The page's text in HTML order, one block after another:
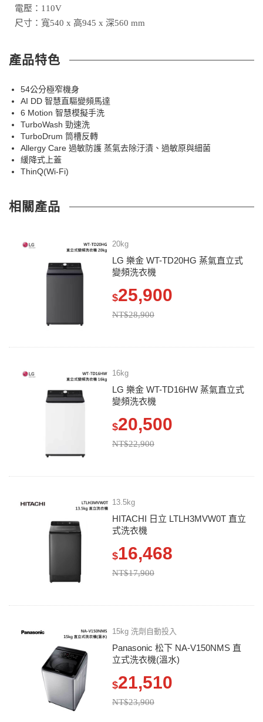
電壓：110V
尺寸：寬540 x 高945 x 深560 mm
產品特色
54公分極窄機身
AI DD 智慧直驅變頻馬達
6 Motion 智慧模擬手洗
TurboWash 勁速洗
TurboDrum 筒槽反轉
Allergy Care 過敏防護 蒸氣去除汙漬、過敏原與細菌
緩降式上蓋
ThinQ(Wi-Fi)
相關產品
20kg
LG 樂金 WT-TD20HG 蒸氣直立式
變頻洗衣機
$25,900
NT$28,900
16kg
LG 樂金 WT-TD16HW 蒸氣直立式
變頻洗衣機
$20,500
NT$22,900
13.5kg
HITACHI 日立 LTLH3MVW0T 直立
式洗衣機
$16,468
NT$17,900
15kg 洗劑自動投入
Panasonic 松下 NA-V150NMS 直
立式洗衣機(溫水)
$21,510
NT$23,900